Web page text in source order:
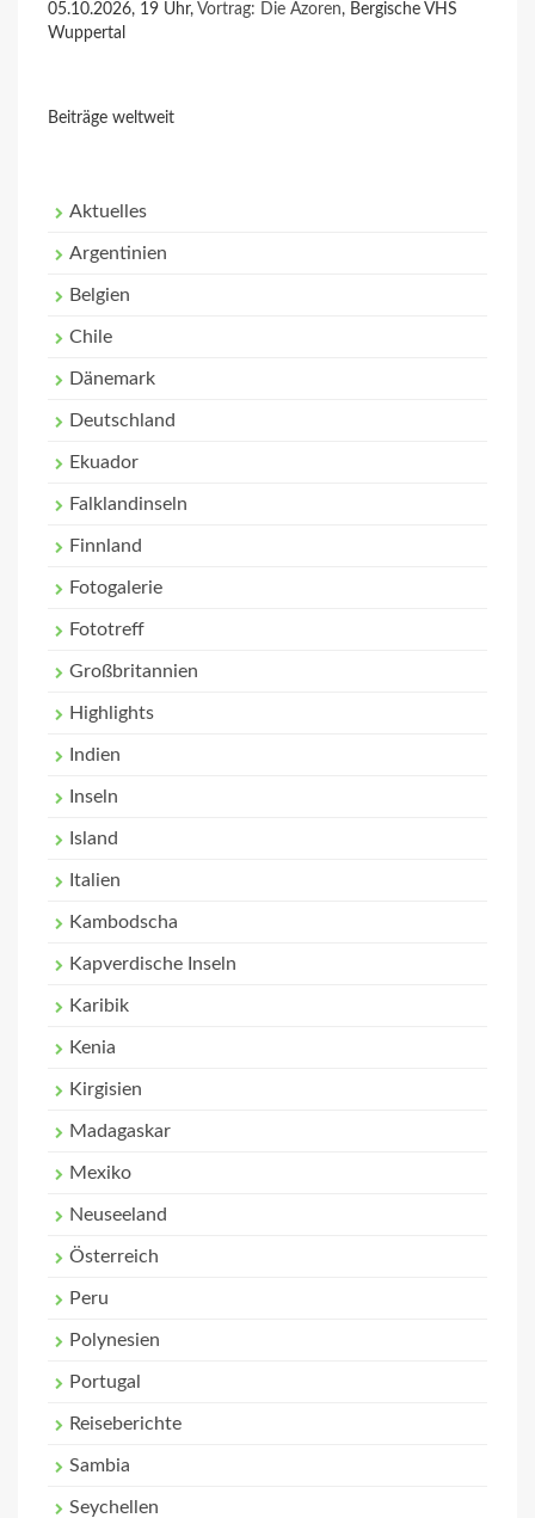
05.10.2026, 19 Uhr, Vortrag: Die Azoren, Bergische VHS
Wuppertal
Beiträge weltweit
Aktuelles
Argentinien
Belgien
Chile
Dänemark
Deutschland
Ekuador
Falklandinseln
Finnland
Fotogalerie
Fototreff
Großbritannien
Highlights
Indien
Inseln
Island
Italien
Kambodscha
Kapverdische Inseln
Karibik
Kenia
Kirgisien
Madagaskar
Mexiko
Neuseeland
Österreich
Peru
Polynesien
Portugal
Reiseberichte
Sambia
Seychellen